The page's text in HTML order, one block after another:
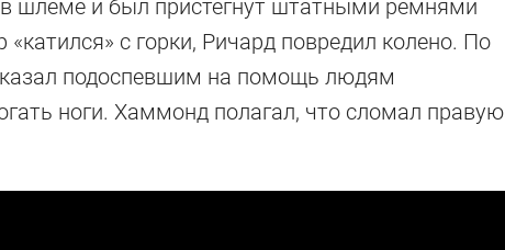
шлеме и был пристегнут штатными ремнями
«катился» с горки, Ричард повредил колено. По
подоспевшим на помощь людям
ноги. Хаммонд полагал, что сломал правую